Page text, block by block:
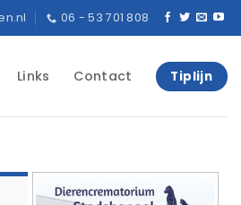
06 - 53 701 808
Links Contact Tiplijn